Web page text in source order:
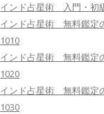
インド占星術 入門・初
インド占星術 無料鑑定
1010
インド占星術 無料鑑定
1020
インド占星術 無料鑑定
1030